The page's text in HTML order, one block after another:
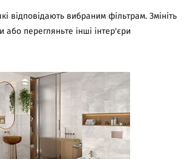
відповідають вибраним фільтрам. Змініть
або перегляньте інші інтер'єри